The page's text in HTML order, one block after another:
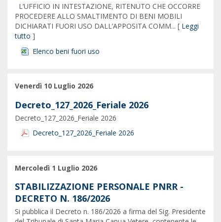
L’UFFICIO IN INTESTAZIONE, RITENUTO CHE OCCORRE
PROCEDERE ALLO SMALTIMENTO DI BENI MOBILI
DICHIARATI FUORI USO DALL’APPOSITA COMM... [ Leggi
tutto ]
Elenco beni fuori uso
Venerdì 10 Luglio 2026
Decreto_127_2026_Feriale 2026
Decreto_127_2026_Feriale 2026
Decreto_127_2026_Feriale 2026
Mercoledì 1 Luglio 2026
STABILIZZAZIONE PERSONALE PNRR -
DECRETO N. 186/2026
Si pubblica il Decreto n. 186/2026 a firma del Sig. Presidente